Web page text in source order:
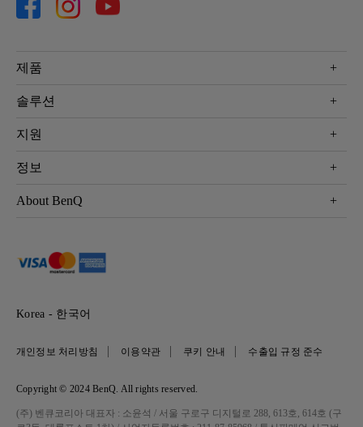
제품
프로젝터
조명
솔루션
Eye-Care 모니터
e스포츠
비즈니스 디스플레이
지원
문의
서비스센터
정보
프로젝터 거리계산기
About BenQ
사회적 책임
뉴스
Copyright © 2024 BenQ. All rights reserved.
개인정보 처리방침 이용약관 쿠키 안내 수출입 규정 준수
Korea - 한국어
(주) 벤큐코리아 대표자 : 소윤석 / 서울 구로구 디지털로 288, 613호, 614호 (구